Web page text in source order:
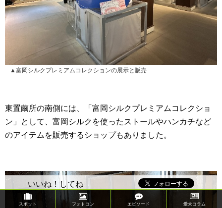
いいね！してね
▲富岡シルクプレミアムコレクションの展示と販売
東置繭所の南側には、「富岡シルクプレミアムコレクショ
ン」として、富岡シルクを使ったストールやハンカチなど
のアイテムを販売するショップもありました。
スポット フォトコン エピソード 愛犬コラム